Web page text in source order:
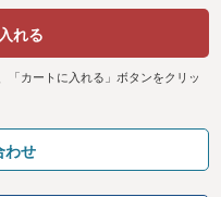
れる
「カートに入れる」ボタンをクリッ
わせ